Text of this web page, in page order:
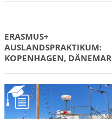
ERASMUS+
AUSLANDSPRAKTIKUM:
KOPENHAGEN, DÄNEMARK